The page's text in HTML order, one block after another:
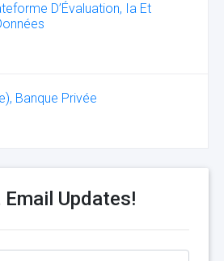
D’Évaluation, Ia Et
Banque Privée
Email Updates!